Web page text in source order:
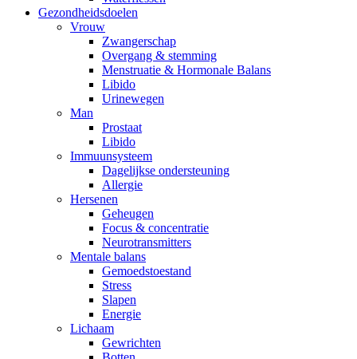
Gezondheidsdoelen
Vrouw
Zwangerschap
Overgang & stemming
Menstruatie & Hormonale Balans
Libido
Urinewegen
Man
Prostaat
Libido
Immuunsysteem
Dagelijkse ondersteuning
Allergie
Hersenen
Geheugen
Focus & concentratie
Neurotransmitters
Mentale balans
Gemoedstoestand
Stress
Slapen
Energie
Lichaam
Gewrichten